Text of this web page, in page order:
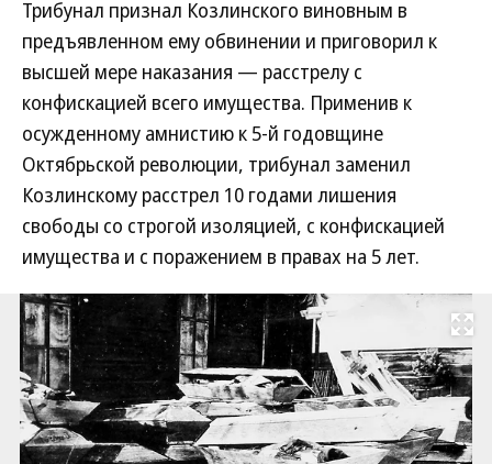
Трибунал признал Козлинского виновным в
предъявленном ему обвинении и приговорил к
высшей мере наказания — расстрелу с
конфискацией всего имущества. Применив к
осужденному амнистию к 5-й годовщине
Октябрьской революции, трибунал заменил
Козлинскому расстрел 10 годами лишения
свободы со строгой изоляцией, с конфискацией
имущества и с поражением в правах на 5 лет.
Развернуть